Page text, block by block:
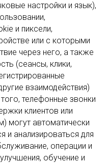
настройки и язык),
и пиксели,
или с которыми
через него, а также
(сеансы, клики,
взаимодействия)
телефонные звонки
клиентов или
могут автоматически
и анализироваться для
операции и
обучение и